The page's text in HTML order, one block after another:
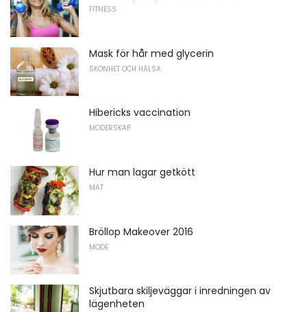
FITNESS
Mask för hår med glycerin
SKÖNHET OCH HÄLSA
Hibericks vaccination
MODERSKAP
Hur man lagar getkött
MAT
Bröllop Makeover 2016
MODE
Skjutbara skiljeväggar i inredningen av
lägenheten